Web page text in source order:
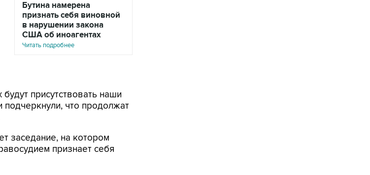
Бутина намерена
признать себя виновной
в нарушении закона
США об иноагентах
Читать подробнее
присутствовать наши
подчеркнули, что продолжат
заседание, на котором
признает себя